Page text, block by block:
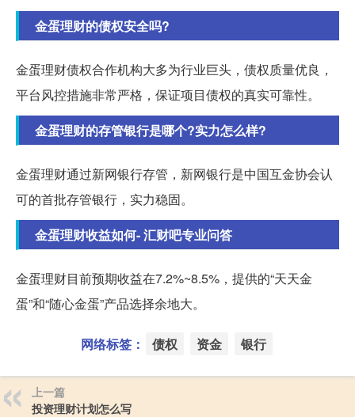
金蛋理财的债权安全吗?
金蛋理财债权合作机构大多为行业巨头，债权质量优良，
平台风控措施非常严格，保证项目债权的真实可靠性。
金蛋理财的存管银行是哪个?实力怎么样?
金蛋理财通过新网银行存管，新网银行是中国互金协会认
可的首批存管银行，实力稳固。
金蛋理财收益如何- 汇财吧专业问答
金蛋理财目前预期收益在7.2%~8.5%，提供的“天天金
蛋”和“随心金蛋”产品选择余地大。
网络标签： 债权 资金 银行
上一篇
投资理财计划怎么写